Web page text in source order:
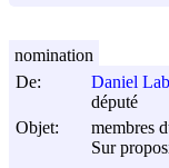
De:
Daniel
député
Objet:
membres
Sur
nomination